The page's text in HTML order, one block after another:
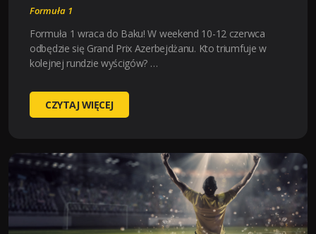
Formuła 1
Formuła 1 wraca do Baku! W weekend 10-12 czerwca
odbędzie się Grand Prix Azerbejdżanu. Kto triumfuje w
kolejnej rundzie wyścigów? …
GRAND
PRIX
FORMUŁY
1
CZYTAJ WIĘCEJ